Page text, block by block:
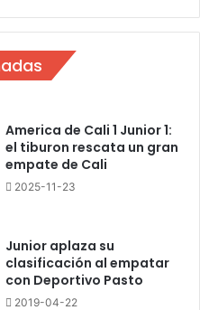
America de Cali 1 Junior 1:
el tiburon rescata un gran
empate de Cali
2025-11-23
Junior aplaza su
clasificación al empatar
con Deportivo Pasto
2019-04-22